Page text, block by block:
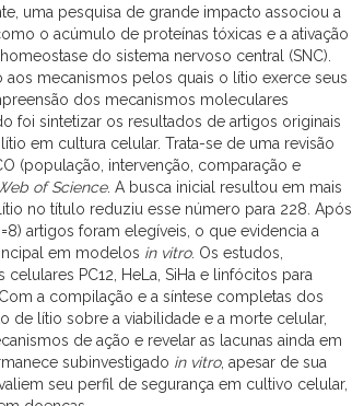
uma pesquisa de grande impacto associou a
o acúmulo de proteínas tóxicas e a ativação
do sistema nervoso central (SNC).
mecanismos pelos quais o lítio exerce seus
dos mecanismos moleculares
foi sintetizar os resultados de artigos originais
em cultura celular. Trata-se de uma revisão
(população, intervenção, comparação e
of Science. A busca inicial resultou em mais
no título reduziu esse número para 228. Após
artigos foram elegíveis, o que evidencia a
em modelos in vitro. Os estudos,
PC12, HeLa, SiHa e linfócitos para
a compilação e a síntese completas dos
de lítio sobre a viabilidade e a morte celular,
de ação e revelar as lacunas ainda em
subinvestigado in vitro, apesar de sua
seu perfil de segurança em cultivo celular,